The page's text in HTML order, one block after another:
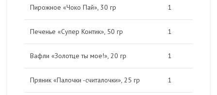
Пирожное «Чоко Пай», 30 гр 1
Печенье «Супер Контик», 50 гр 1
Вафли «Золотце ты мое!», 20 гр 1
Пряник «Палочки -считалочки», 25 гр 1